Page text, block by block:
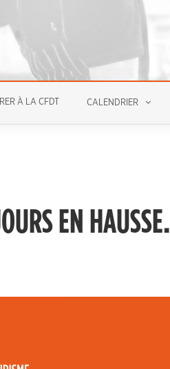
À LA CFDT CALENDRIER
EN HAUSSE.